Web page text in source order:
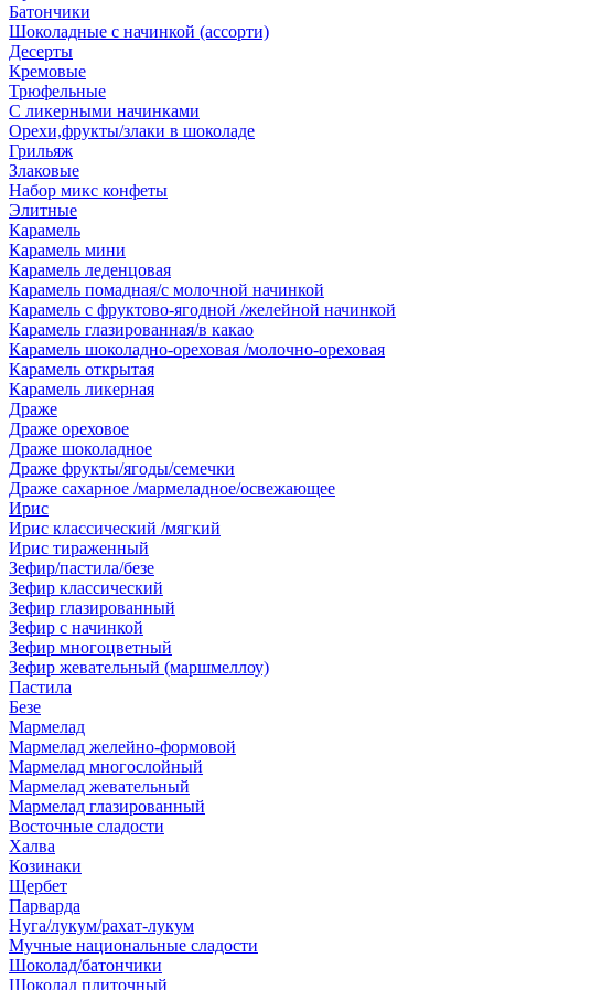
Батончики
Шоколадные с начинкой (ассорти)
Десерты
Кремовые
Трюфельные
С ликерными начинками
Орехи,фрукты/злаки в шоколаде
Грильяж
Злаковые
Набор микс конфеты
Элитные
Карамель
Карамель мини
Карамель леденцовая
Карамель помадная/с молочной начинкой
Карамель с фруктово-ягодной /желейной начинкой
Карамель глазированная/в какао
Карамель шоколадно-ореховая /молочно-ореховая
Карамель открытая
Карамель ликерная
Драже
Драже ореховое
Драже шоколадное
Драже фрукты/ягоды/семечки
Драже сахарное /мармеладное/освежающее
Ирис
Ирис классический /мягкий
Ирис тираженный
Зефир/пастила/безе
Зефир классический
Зефир глазированный
Зефир с начинкой
Зефир многоцветный
Зефир жевательный (маршмеллоу)
Пастила
Безе
Мармелад
Мармелад желейно-формовой
Мармелад многослойный
Мармелад жевательный
Мармелад глазированный
Восточные сладости
Халва
Козинаки
Щербет
Парварда
Нуга/лукум/рахат-лукум
Мучные национальные сладости
Шоколад/батончики
Шоколад плиточный